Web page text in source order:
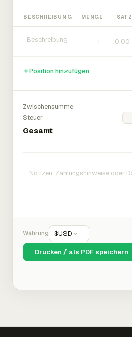
BESCHREIBUNG MENGE SATZ
Position hinzufügen
Zwischensumme
Steuer
Gesamt
Währung $USD
Drucken / als PDF speichern